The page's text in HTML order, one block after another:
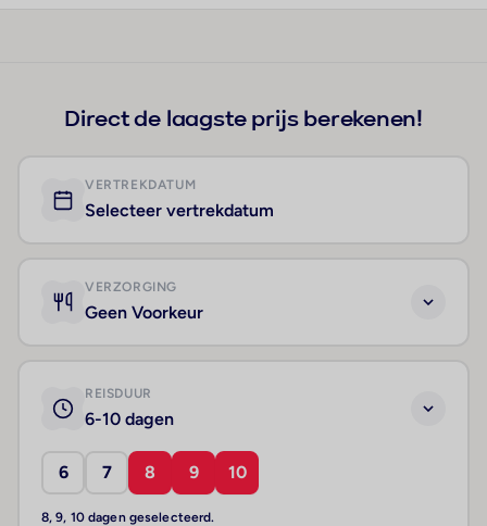
Direct de laagste prijs berekenen!
VERTREKDATUM
Selecteer vertrekdatum
VERZORGING
Geen Voorkeur
REISDUUR
6-10 dagen
6 7 8 9 10
8, 9, 10 dagen geselecteerd.